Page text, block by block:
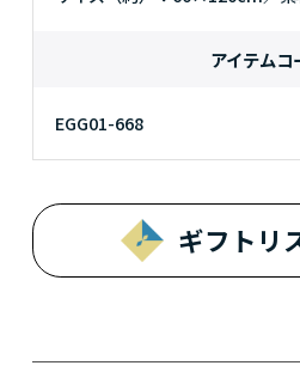
アイテムコ
EGG01-668
ギフトリ